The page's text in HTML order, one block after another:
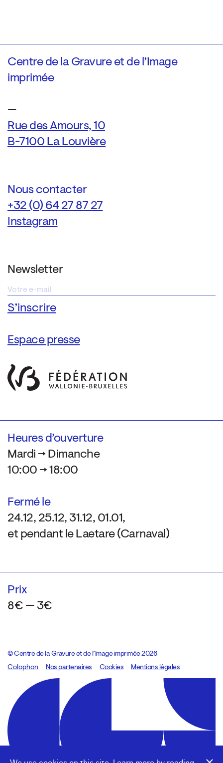
Centre de la Gravure et de l’Image
imprimée
—
Rue des Amours, 10
B-7100 La Louvière
Nous contacter
+32 (0) 64 27 87 27
Instagram
Newsletter
Espace presse
Heures d’ouverture
Mardi → Dimanche
10:00 → 18:00
Fermé le
24.12, 25.12, 31.12, 01.01,
et pendant le Laetare (Carnaval)
Prix
8€ — 3€
© Centre de la Gravure et de l’Image imprimée 2026
Colophon
Design:Marcel Kaczmarek, code:8080.studio
Nos partenaires Cookies Mentions légales